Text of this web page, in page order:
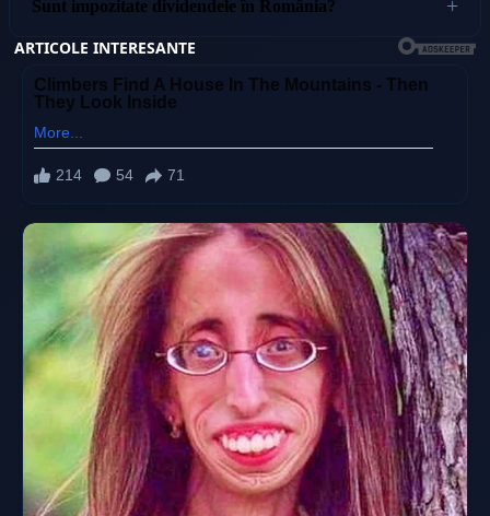
Sunt impozitate dividendele în România?